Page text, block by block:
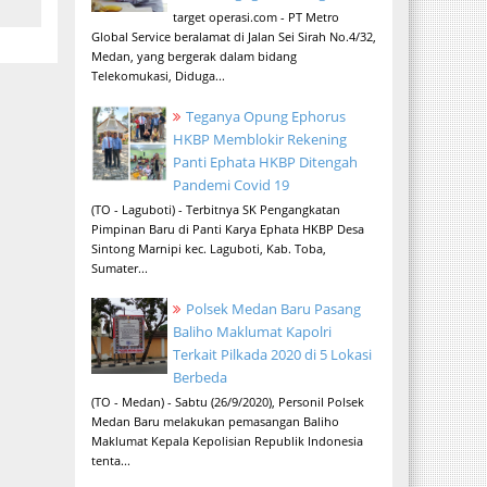
target operasi.com - PT Metro
Global Service beralamat di Jalan Sei Sirah No.4/32,
Medan, yang bergerak dalam bidang
Telekomukasi, Diduga...
Teganya Opung Ephorus
HKBP Memblokir Rekening
Panti Ephata HKBP Ditengah
Pandemi Covid 19
(TO - Laguboti) - Terbitnya SK Pengangkatan
Pimpinan Baru di Panti Karya Ephata HKBP Desa
Sintong Marnipi kec. Laguboti, Kab. Toba,
Sumater...
Polsek Medan Baru Pasang
Baliho Maklumat Kapolri
Terkait Pilkada 2020 di 5 Lokasi
Berbeda
(TO - Medan) - Sabtu (26/9/2020), Personil Polsek
Medan Baru melakukan pemasangan Baliho
Maklumat Kepala Kepolisian Republik Indonesia
tenta...